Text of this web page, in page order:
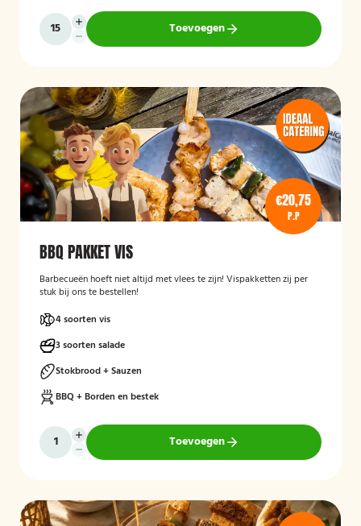
Toevoegen
€20,75
P.P
BBQ PAKKET VIS
Barbecueën hoeft niet altijd met vlees te zijn! Vispakketten zij per
stuk bij ons te bestellen!
4 soorten vis
3 soorten salade
Stokbrood + Sauzen
BBQ + Borden en bestek
Toevoegen